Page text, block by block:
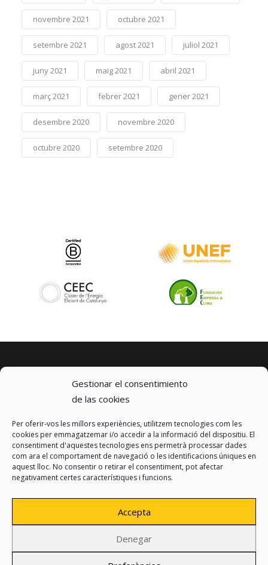
Gestionar el consentimiento
de las cookies
Per oferir-vos les millors experiències, utilitzem tecnologies com les
cookies per emmagatzemar i/o accedir a la informació del dispositiu. El
consentiment d'aquestes tecnologies ens permetrà processar dades
com ara el comportament de navegació o les identificacions úniques en
aquest lloc. No consentir o retirar el consentiment, pot afectar
negativament certes característiques i funcions.
Accepta
Denegar
novembre 2021 octubre 2021
setembre 2021 agost 2021 juliol 2021
juny 2021 maig 2021 abril 2021
març 2021 febrer 2021 gener 2021
desembre 2020 novembre 2020
octubre 2020 setembre 2020
© 2023 km0 Energy
Carrer Baldrich 222-226
08223 Terrassa, Barcelona
info@km0.energy
Política de privacitat
Avís legal